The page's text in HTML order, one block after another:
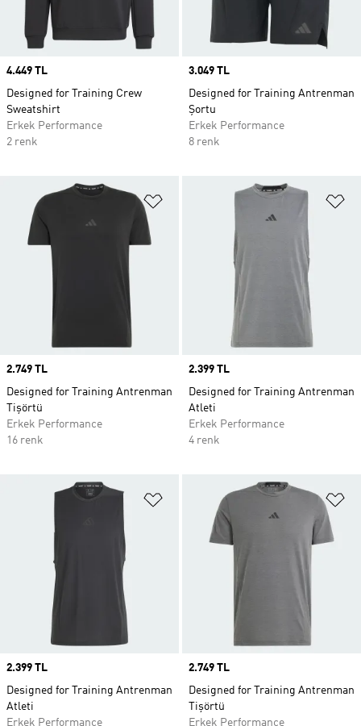
Price
4.449 TL
Designed for Training Crew
Sweatshirt
Erkek Performance
2 renk
Price
3.049 TL
Designed for Training Antrenman
Şortu
Erkek Performance
8 renk
Favori Listesine Ekle
Price
2.749 TL
Designed for Training Antrenman
Tişörtü
Erkek Performance
16 renk
Price
2.399 TL
Designed for Training Antrenman
Atleti
Erkek Performance
4 renk
Favori Listesine Ekle
Price
2.399 TL
Designed for Training Antrenman
Atleti
Erkek Performance
Price
2.749 TL
Designed for Training Antrenman
Tişörtü
Erkek Performance